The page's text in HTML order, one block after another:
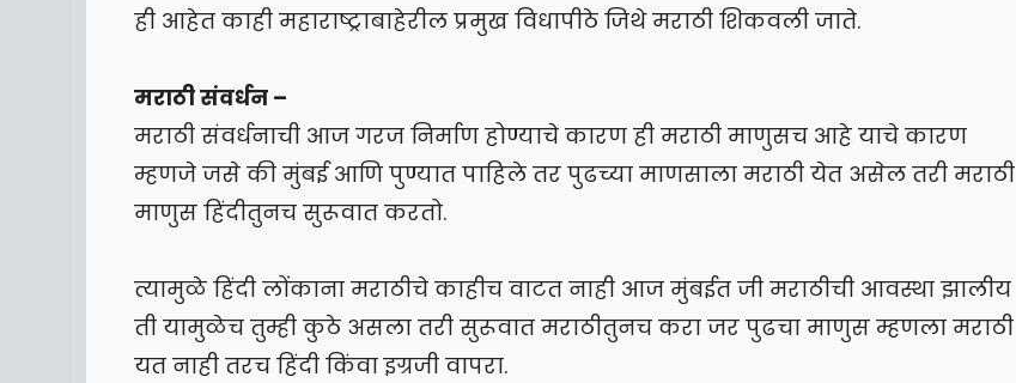
ही आहेत काही महाराष्ट्राबाहेरील प्रमुख विधापीठे जिथे मराठी शिकवली जाते.
मराठी संवर्धन –
मराठी संवर्धनाची आज गरज निर्माण होण्याचे कारण ही मराठी माणुसच आहे याचे कारण
म्हणजे जसे की मुंबई आणि पुण्यात पाहिले तर पुढच्या माणसाला मराठी येत असेल तरी मराठी
माणुस हिंदीतुनच सुरूवात करतो.
त्यामुळे हिंदी लोंकाना मराठीचे काहीच वाटत नाही आज मुंबईत जी मराठीची आवस्था झालीय
ती यामुळेच तुम्ही कुठे असला तरी सुरूवात मराठीतुनच करा जर पुढचा माणुस म्हणला मराठी
यत नाही तरच हिंदी किंवा इग्रजी वापरा.